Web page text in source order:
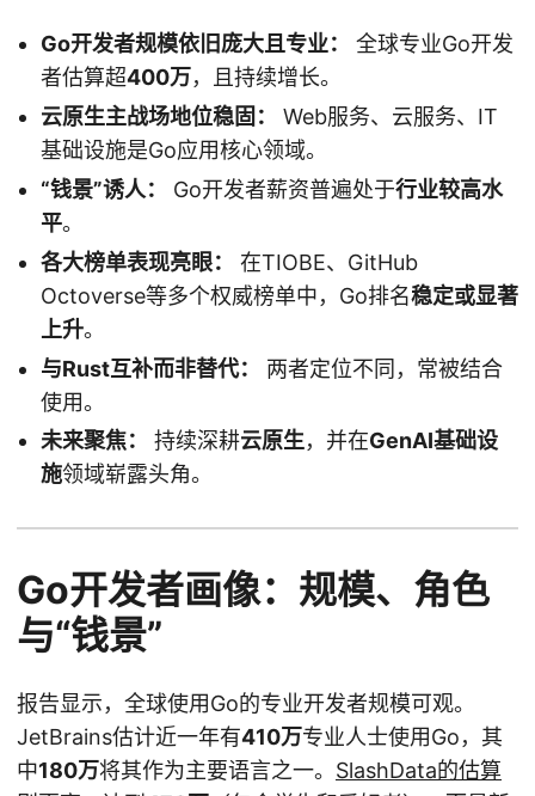
Go开发者规模依旧庞大且专业：
全球专业Go开发
者估算超400万，且持续增长。
云原生主战场地位稳固：
Web服务、云服务、IT
基础设施是Go应用核心领域。
“钱景”诱人：
Go开发者薪资普遍处于行业较高水
平。
各大榜单表现亮眼：
在TIOBE、GitHub
Octoverse等多个权威榜单中，Go排名稳定或显著
上升。
与Rust互补而非替代：
两者定位不同，常被结合
使用。
未来聚焦：
持续深耕云原生，并在GenAI基础设
施领域崭露头角。
Go开发者画像：规模、角色
与“钱景”
报告显示，全球使用Go的专业开发者规模可观。
JetBrains估计近一年有410万专业人士使用Go，其
中180万将其作为主要语言之一。 SlashData的估算